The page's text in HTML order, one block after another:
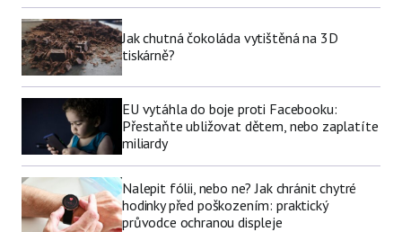
Jak chutná čokoláda vytištěná na 3D
tiskárně?
EU vytáhla do boje proti Facebooku:
Přestaňte ubližovat dětem, nebo zaplatíte
miliardy
Nalepit fólii, nebo ne? Jak chránit chytré
hodinky před poškozením: praktický
průvodce ochranou displeje